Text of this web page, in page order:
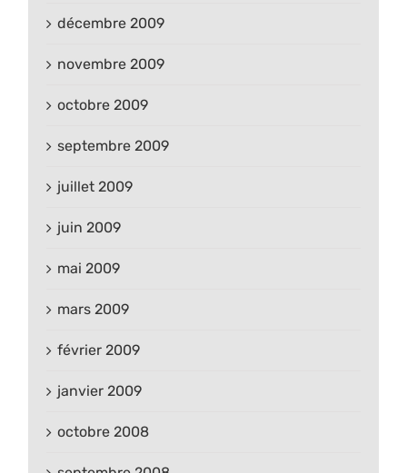
décembre 2009
novembre 2009
octobre 2009
septembre 2009
juillet 2009
juin 2009
mai 2009
mars 2009
février 2009
janvier 2009
octobre 2008